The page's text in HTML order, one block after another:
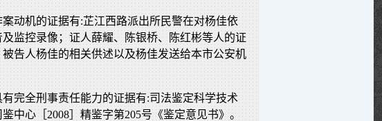
动机的证据有:芷江西路派出所民警在对杨佳依
监控录像；证人薛耀、陈银桥、陈红彬等人的证
告人杨佳的相关供述以及杨佳发送给本市公安机
完全刑事责任能力的证据有:司法鉴定科学技术
中心［2008］精鉴字第205号《鉴定意见书》。